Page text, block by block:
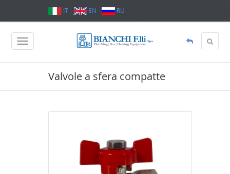
IT- EN - RU
Valvole a sfera compatte